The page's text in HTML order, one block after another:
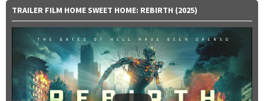
TRAILER FILM HOME SWEET HOME: REBIRTH (2025)